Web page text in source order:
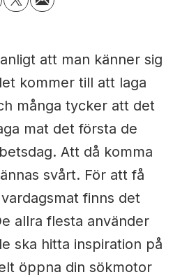
att man känner sig
kommer till att laga
många tycker att det
mat det första de
Att då komma
svårt. För att få
finns det
allra flesta använder
ska hitta inspiration på
öppna din sökmotor